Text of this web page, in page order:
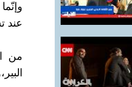
عند
من